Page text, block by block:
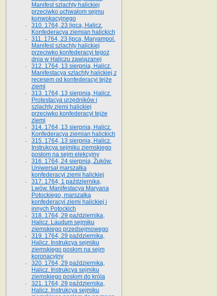
Manifest szlachty halickiej
przeciwko uchwałom sejmu
konwokacyjnego
310. 1764, 23 lipca, Halicz.
Konfederacya ziemian halickich
311. 1764, 23 lipca, Maryampol.
Manifest szlachty halickiej
przeciwko konfederacyi tegoż
dnia w Haliczu zawiązanej
312. 1764, 13 sierpnia, Halicz.
Manifestacya szlachty halickiej z
recesem od konfederacyi tejże
ziemi
313. 1764, 13 sierpnia, Halicz.
Protestacya urzędników i
szlachty ziemi halickiej
przeciwko konfederacyi tejże
ziemi
314. 1764, 13 sierpnia, Halicz.
Konfederacya ziemian halickich
315. 1764, 13 sierpnia, Halicz.
Instrukcya sejmiku ziemskiego
posłom na sejm elekcyjny
316. 1764, 24 sierpnia, Żuków.
Uniwersał marszałka
konfederacyi ziemi halickiej
317. 1764, 1 października,
Lwów. Manifestacya Maryana
Potockiego, marszałka
konfederacyi ziemi halickiej i
innych Potockich
318. 1764, 29 października,
Halicz. Laudum sejmiku
ziemskiego przedsejmowego
319. 1764, 29 października,
Halicz. Instrukcya sejmiku
ziemskiego posłom na sejm
koronacyjny
320. 1764, 29 października,
Halicz. Instrukcya sejmiku
ziemskiego posłom do króla
321. 1764, 29 października,
Halicz. Instrukcya sejmiku